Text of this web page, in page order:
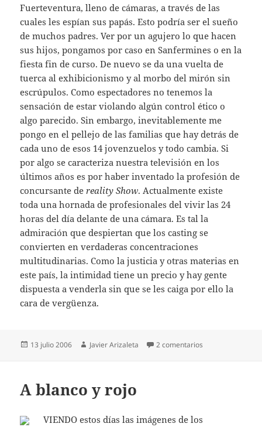
Fuerteventura, lleno de cámaras, a través de las
cuales les espían sus papás. Esto podría ser el sueño
de muchos padres. Ver por un agujero lo que hacen
sus hijos, pongamos por caso en Sanfermines o en la
fiesta fin de curso. De nuevo se da una vuelta de
tuerca al exhibicionismo y al morbo del mirón sin
escrúpulos. Como espectadores no tenemos la
sensación de estar violando algún control ético o
algo parecido. Sin embargo, inevitablemente me
pongo en el pellejo de las familias que hay detrás de
cada uno de esos 14 jovenzuelos y todo cambia. Si
por algo se caracteriza nuestra televisión en los
últimos años es por haber inventado la profesión de
concursante dereality Show. Actualmente existe
toda una hornada de profesionales del vivir las 24
horas del día delante de una cámara. Es tal la
admiración que despiertan que los casting se
convierten en verdaderas concentraciones
multitudinarias. Como la justicia y otras materias en
este país, la intimidad tiene un precio y hay gente
dispuesta a venderla sin que se les caiga por ello la
cara de vergüenza.
Publicado
13 julio 2006 Autor
Javier Arizaleta 2 comentarios
A blanco y rojo
VIENDO estos días las imágenes de los